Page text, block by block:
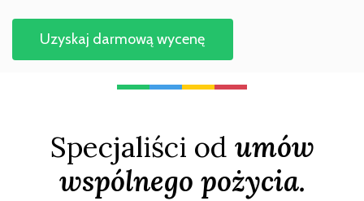
Uzyskaj darmową wycenę
Specjaliści od umów
wspólnego pożycia.